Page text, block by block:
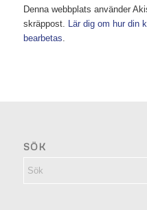
Denna webbplats använder
skräppost. Lär dig om hur din
bearbetas.
SÖK